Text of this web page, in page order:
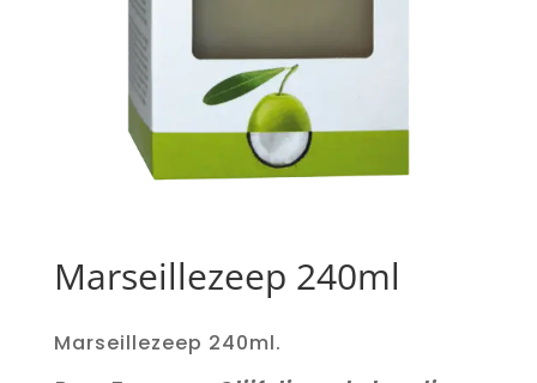
Marseillezeep 240ml
Marseillezeep 240ml.